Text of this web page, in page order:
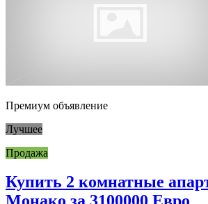
Премиум объявление
Лучшее
Продажа
Купить 2 комнатные